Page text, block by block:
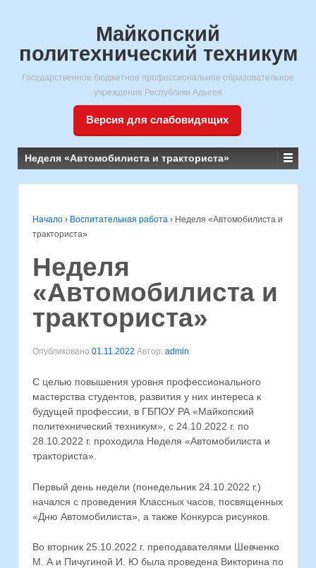
Майкопский
политехнический техникум
Государственное бюджетное профессиональное образовательное
учреждение Республики Адыгея
Версия для слабовидящих
Неделя «Автомобилиста и тракториста»
Начало › Воспитательная работа › Неделя «Автомобилиста и
тракториста»
Неделя
«Автомобилиста и
тракториста»
Опубликовано 01.11.2022 Автор: admin
С целью повышения уровня профессионального
мастерства студентов, развития у них интереса к
будущей профессии, в ГБПОУ РА «Майкопский
политехнический техникум», с 24.10.2022 г. по
28.10.2022 г. проходила Неделя «Автомобилиста и
тракториста».
Первый день недели (понедельник 24.10.2022 г.)
начался с проведения Классных часов, посвященных
«Дню Автомобилиста», а также Конкурса рисунков.
Во вторник 25.10.2022 г. преподавателями Шевченко
М. А и Пичугиной И. Ю была проведена Викторина по